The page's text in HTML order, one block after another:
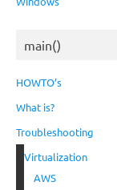
main()
HOWTO’s
What is?
Troubleshooting
Virtualization
AWS